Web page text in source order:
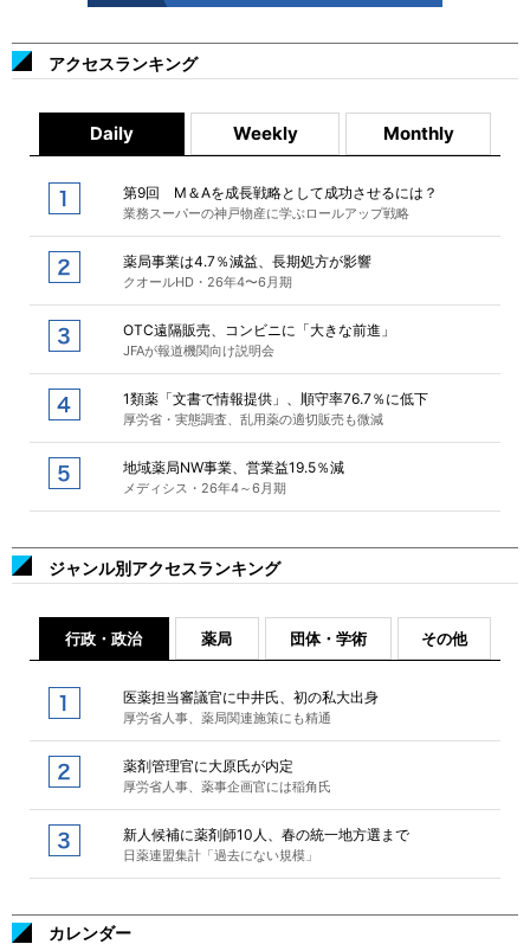
アクセスランキング
Daily Weekly Monthly
第9回 M＆Aを成長戦略として成功させるには？
業務スーパーの神戸物産に学ぶロールアップ戦略
薬局事業は4.7％減益、長期処方が影響
クオールHD・26年4〜6月期
OTC遠隔販売、コンビニに「大きな前進」
JFAが報道機関向け説明会
1類薬「文書で情報提供」、順守率76.7％に低下
厚労省・実態調査、乱用薬の適切販売も微減
地域薬局NW事業、営業益19.5％減
メディシス・26年4～6月期
ジャンル別アクセスランキング
行政・政治 薬局 団体・学術 その他
医薬担当審議官に中井氏、初の私大出身
厚労省人事、薬局関連施策にも精通
薬剤管理官に大原氏が内定
厚労省人事、薬事企画官には稲角氏
新人候補に薬剤師10人、春の統一地方選まで
日薬連盟集計「過去にない規模」
カレンダー